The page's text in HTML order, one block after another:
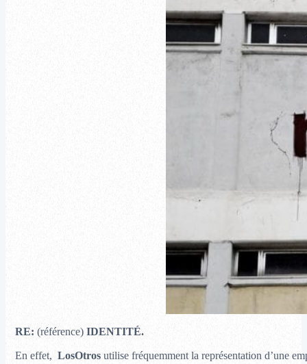
RE: (référence) IDENTITÉ.
En effet, LosOtrosutilise fréquemment la représentation d’une